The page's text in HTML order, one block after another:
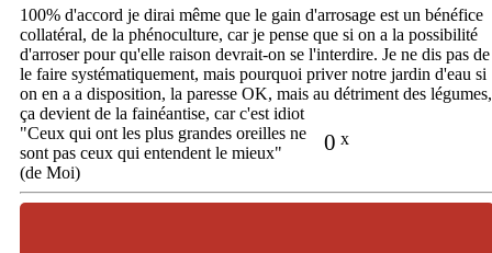
100% d'accord je dirai même que le gain d'arrosage est un bénéfice
collatéral, de la phénoculture, car je pense que si on a la possibilité
d'arroser pour qu'elle raison devrait-on se l'interdire. Je ne dis pas de
le faire systématiquement, mais pourquoi priver notre jardin d'eau si
on en a a disposition, la paresse OK, mais au détriment des légumes,
ça devient de la fainéantise, car c'est idiot
0 x
"Ceux qui ont les plus grandes oreilles ne
sont pas ceux qui entendent le mieux"
(de Moi)